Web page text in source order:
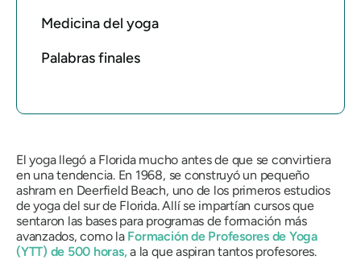
Medicina del yoga
Palabras finales
El yoga llegó a Florida mucho antes de que se convirtiera
en una tendencia. En 1968, se construyó un pequeño
ashram en Deerfield Beach, uno de los primeros estudios
de yoga del sur de Florida. Allí se impartían cursos que
sentaron las bases para programas de formación más
avanzados, como la Formación de Profesores de Yoga
(YTT) de 500 horas,a la que aspiran tantos profesores.